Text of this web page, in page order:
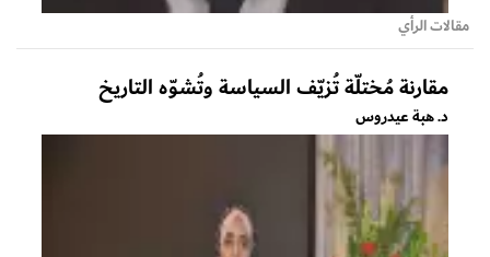
مقالات الرأي
مقارنة مُختلّة تُزيّف السياسة وتُشوّه التاريخ
د. هبة عيدروس